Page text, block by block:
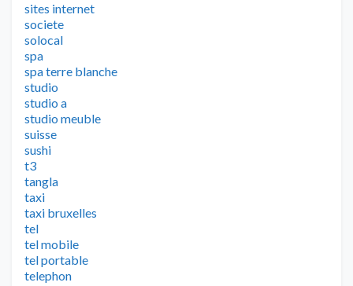
sites internet
societe
solocal
spa
spa terre blanche
studio
studio a
studio meuble
suisse
sushi
t3
tangla
taxi
taxi bruxelles
tel
tel mobile
tel portable
telephon